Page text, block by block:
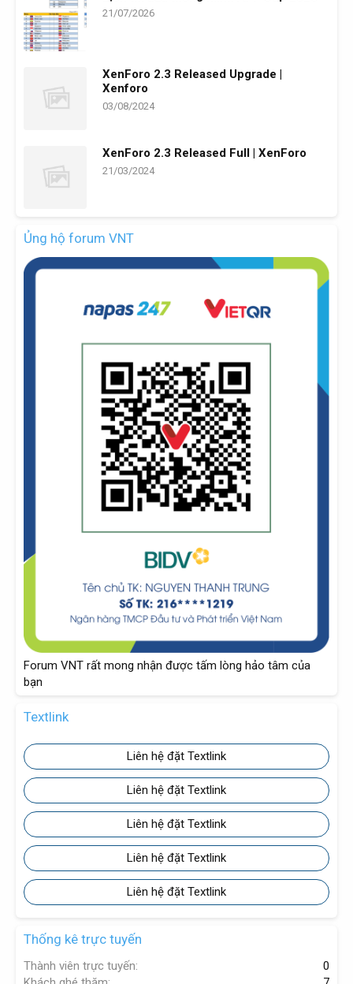
21/07/2026
XenForo 2.3 Released Upgrade |
Xenforo
03/08/2024
XenForo 2.3 Released Full | XenForo
21/03/2024
Ủng hộ forum VNT
Forum VNT rất mong nhận được tấm lòng hảo tâm của
bạn
Textlink
Liên hệ đặt Textlink
Liên hệ đặt Textlink
Liên hệ đặt Textlink
Liên hệ đặt Textlink
Liên hệ đặt Textlink
Thống kê trực tuyến
Thành viên trực tuyến
0